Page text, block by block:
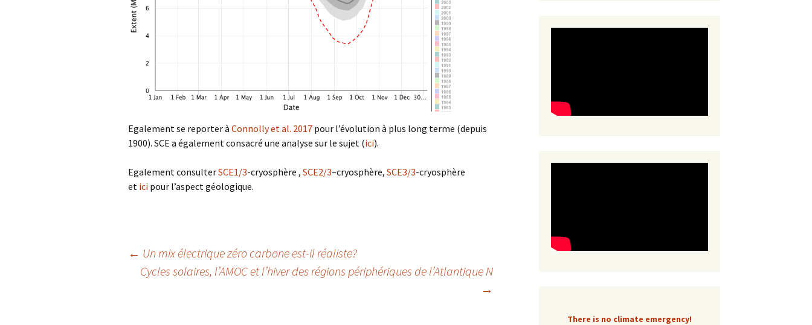
Egalement se reporter à Connolly et al. 2017 pour l’évolution à plus long terme (depuis
1900). SCE a également consacré une analyse sur le sujet (ici).
Egalement consulterSCE1/3-cryosphère , SCE2/3–cryosphère, SCE3/3-cryosphère
et ici pour l’aspect géologique.
Navigation
← Un mix électrique zéro carbone est-il réaliste?
Cycles solaires, l’AMOC et l’hiver des régions périphériques de l’Atlantique N
→
There is no climate emergency!